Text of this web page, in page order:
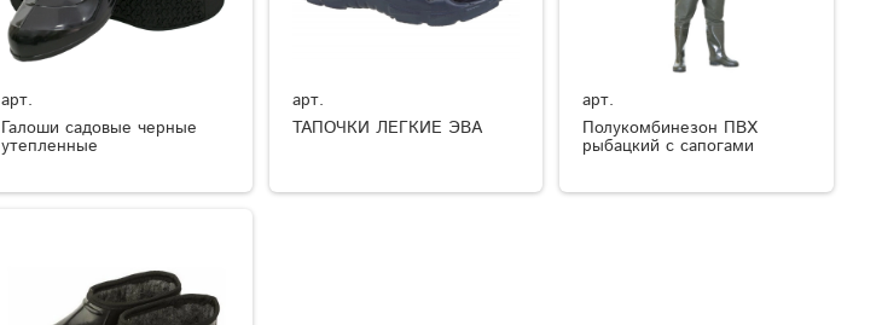
арт.
Галоши садовые черные
утепленные
арт.
ТАПОЧКИ ЛЕГКИЕ ЭВА
арт.
Полукомбинезон ПВХ
рыбацкий с сапогами